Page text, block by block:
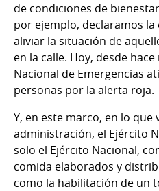
de condiciones de
por ejemplo, declaramos
aliviar la situación de
en la calle. Hoy, desde
Nacional de Emergencias
personas por la alerta roja.
Y, en este marco, en lo que
administración, el Ejército
solo el Ejército Nacional,
comida elaborados y
como la habilitación de un